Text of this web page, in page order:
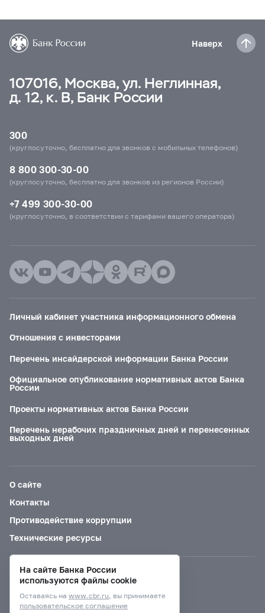
Наверх
107016, Москва, ул. Неглинная,
д. 12, к. В, Банк России
300
(круглосуточно, бесплатно для звонков с мобильных телефонов)
8 800 300-30-00
(круглосуточно, бесплатно для звонков из регионов России)
+7 499 300-30-00
(круглосуточно, в соответствии с тарифами вашего оператора)
Личный кабинет участника информационного обмена
Отношения с инвесторами
Перечень инсайдерской информации Банка России
Официальное опубликование нормативных актов Банка
России
Проекты нормативных актов Банка России
Перечень нерабочих праздничных дней и перенесенных
выходных дней
О сайте
Контакты
Противодействие коррупции
Технические ресурсы
Версия для слабовидящих
На сайте Банка России
используются файлы cookie
Оставаясь на www.cbr.ru, вы принимаете
пользовательское соглашение